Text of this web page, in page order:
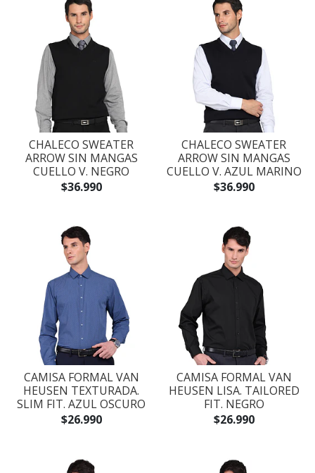
CHALECO SWEATER
ARROW SIN MANGAS
CUELLO V. NEGRO
$36.990
CHALECO SWEATER
ARROW SIN MANGAS
CUELLO V. AZUL MARINO
$36.990
CAMISA FORMAL VAN
HEUSEN TEXTURADA.
SLIM FIT. AZUL OSCURO
$26.990
CAMISA FORMAL VAN
HEUSEN LISA. TAILORED
FIT. NEGRO
$26.990